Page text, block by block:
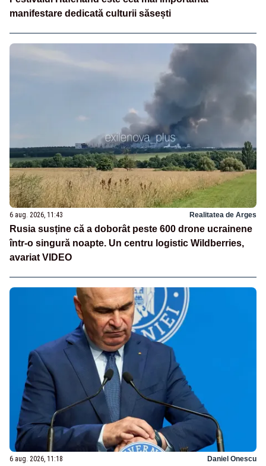
manifestare dedicată culturii săsești
6 aug. 2026, 11:43 Realitatea de Arges
Rusia susține că a doborât peste 600 drone ucrainene
într-o singură noapte. Un centru logistic Wildberries,
avariat VIDEO
6 aug. 2026, 11:18 Daniel Onescu